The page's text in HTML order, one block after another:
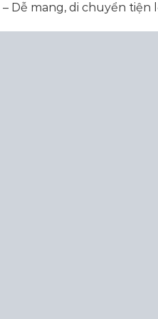
– Dễ mang, di chuyển tiện